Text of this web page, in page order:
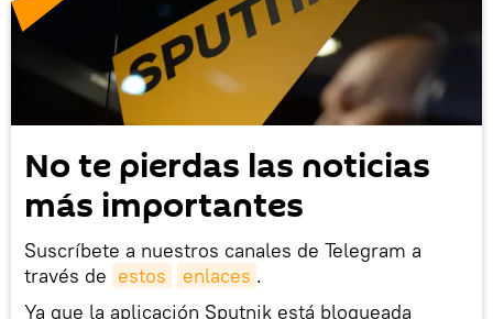
No te pierdas las noticias
más importantes
Suscríbete a nuestros canales de Telegram a
través de estos enlaces .
Ya que la aplicación Sputnik está bloqueada